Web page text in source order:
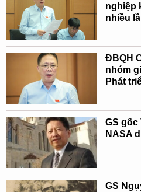
nghiệp
nhiều
ĐBQH
nhóm
Phát
GS
NASA
GS